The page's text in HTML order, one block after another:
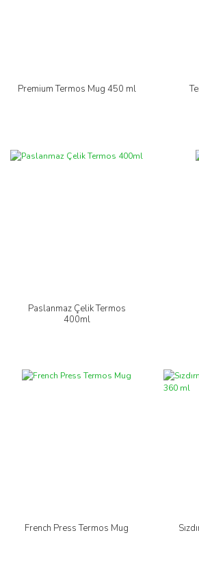
Premium Termos Mug 450 ml
Paslanmaz Çelik Termos
400ml
French Press Termos Mug